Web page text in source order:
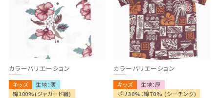
カラーバリエーション
キッズ
生地：薄
綿100%(ジャガード織)
カラーバリエーション
キッズ
生地：厚
ポリ30%：綿70% (シーチング)